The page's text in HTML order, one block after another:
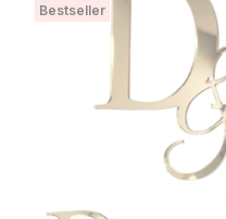
Bestseller